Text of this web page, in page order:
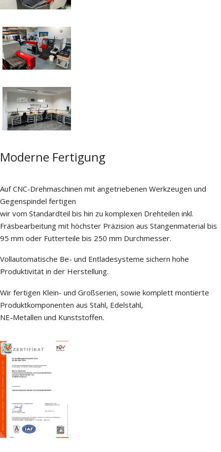
Moderne Fertigung
Auf CNC-Drehmaschinen mit angetriebenen Werkzeugen und
Gegenspindel fertigen
wir vom Standardteil bis hin zu komplexen Drehteilen inkl.
Fräsbearbeitung mit höchster Präzision aus Stangenmaterial bis
95 mm oder Futterteile bis 250 mm Durchmesser.
Vollautomatische Be- und Entladesysteme sichern hohe
Produktivität in der Herstellung.
Wir fertigen Klein- und Großserien, sowie komplett montierte
Produktkomponenten aus Stahl, Edelstahl,
NE-Metallen und Kunststoffen.